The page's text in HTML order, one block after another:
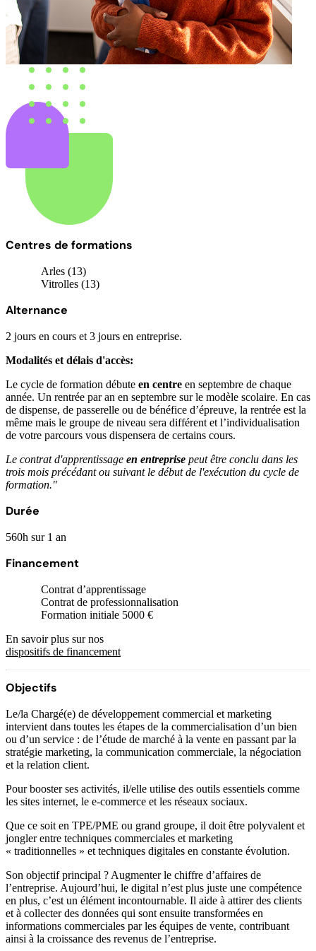
Centres de formations
Arles (13)
Vitrolles (13)
Alternance
2 jours en cours et 3 jours en entreprise.
Modalités et délais d'accès:
Le cycle de formation débute en centre en septembre de chaque
année. Un rentrée par an en septembre sur le modèle scolaire. En cas
de dispense, de passerelle ou de bénéfice d’épreuve, la rentrée est la
même mais le groupe de niveau sera différent et l’individualisation
de votre parcours vous dispensera de certains cours.
Le contrat d'apprentissage en entreprise peut être conclu dans les
trois mois précédant ou suivant le début de l'exécution du cycle de
formation."
Durée
560h sur 1 an
Financement
Contrat d’apprentissage
Contrat de professionnalisation
Formation initiale 5000 €
En savoir plus sur nos
dispositifs de financement
Objectifs
Le/la Chargé(e) de développement commercial et marketing
intervient dans toutes les étapes de la commercialisation d’un bien
ou d’un service : de l’étude de marché à la vente en passant par la
stratégie marketing, la communication commerciale, la négociation
et la relation client.
Pour booster ses activités, il/elle utilise des outils essentiels comme
les sites internet, le e-commerce et les réseaux sociaux.
Que ce soit en TPE/PME ou grand groupe, il doit être polyvalent et
jongler entre techniques commerciales et marketing
« traditionnelles » et techniques digitales en constante évolution.
Son objectif principal ? Augmenter le chiffre d’affaires de
l’entreprise. Aujourd’hui, le digital n’est plus juste une compétence
en plus, c’est un élément incontournable. Il aide à attirer des clients
et à collecter des données qui sont ensuite transformées en
informations commerciales par les équipes de vente, contribuant
ainsi à la croissance des revenus de l’entreprise.